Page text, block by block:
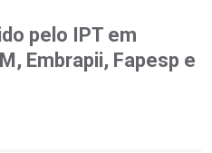
pelo IPT em
Embrapii, Fapesp e